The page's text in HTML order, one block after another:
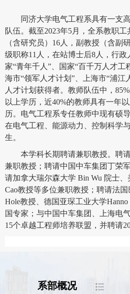
同济大学电气工程系具有一支
队伍。截至2023年5月，全系教职
（含研究员）16人，副教授（含副
级职称11人，在站博士后8人，行政
家“青年千人”、国家“百千万人才工
海市“领军人才计划”、上海市“浦江
人才计划获得者。教师队伍中，
以上学历，近40%的教师具有一年
历。电气工程系专任教师中现有硕
在电气工程、能源动力、控制科学
生。
本学科长期聘请兼职教授。聘
兼职教授；聘请中国中车集团丁荣
请加拿大瑞尔森大学 Bin Wu 院士
Cao教授等多位兼职教授；聘请法国
Hole教授、德国亚琛工业大学
国专家；与中国中车集团、上海电
15个卓越工程师培养联盟，并聘请
系部概况